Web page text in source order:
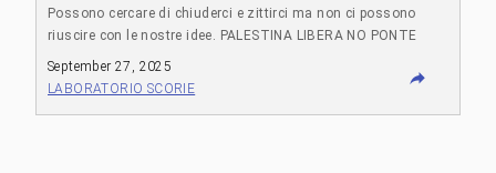
Possono cercare di chiuderci e zittirci ma non ci possono
riuscire con le nostre idee. PALESTINA LIBERA NO PONTE
FUOCO AI CPR – FUOCO AD OGNI GABBIA
September 27, 2025
LABORATORIO SCORIE